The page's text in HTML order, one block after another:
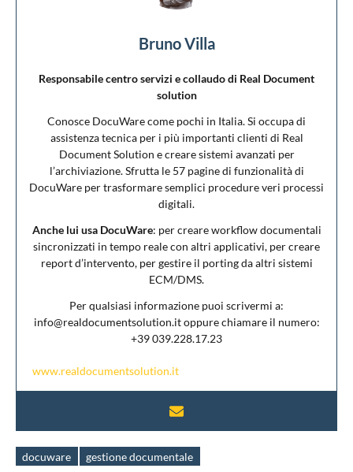
Bruno Villa
Responsabile centro servizi e collaudo di Real Document
solution
Conosce DocuWare come pochi in Italia. Si occupa di
assistenza tecnica per i più importanti clienti di Real
Document Solution e creare sistemi avanzati per
l’archiviazione. Sfrutta le 57 pagine di funzionalità di
DocuWare per trasformare semplici procedure veri processi
digitali.
Anche lui usa DocuWare: per creare workflow documentali
sincronizzati in tempo reale con altri applicativi, per creare
report d’intervento, per gestire il porting da altri sistemi
ECM/DMS.
Per qualsiasi informazione puoi scrivermi a:
info@realdocumentsolution.it oppure chiamare il numero:
+39 039.228.17.23
www.realdocumentsolution.it
Tag
docuware gestione documentale